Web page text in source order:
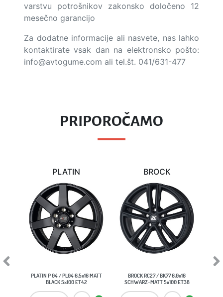
varstvu potrošnikov zakonsko določeno 12
mesečno garancijo
Za dodatne informacije ali nasvete, nas lahko
kontaktirate vsak dan na elektronsko pošto:
info@avtogume.com ali tel.št. 041/631-477
PRIPOROČAMO
PLATIN
PLATIN P 04 / PL04 6,5x16 MATT
BLACK 5x100 ET42
BROCK
BROCK RC27 / BK77 6,0x16
SCHWARZ-MATT 5x100 ET38
Next